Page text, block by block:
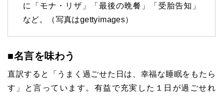
に「モナ・リザ」「最後の晩餐」「受胎告知」
など。（写真はgettyimages）
■名言を味わう
直訳すると「うまく過ごせた日は、幸福な睡眠をもたら
す」と言っています。有益で充実した１日が過ごせれ